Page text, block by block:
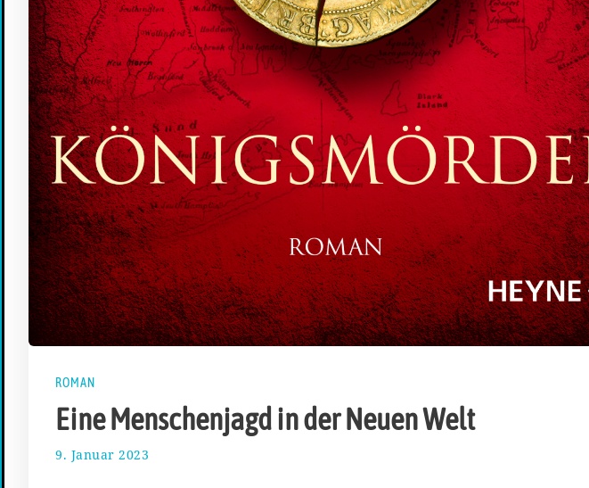
ROMAN
Eine Menschenjagd in der Neuen Welt
9. Januar 2023